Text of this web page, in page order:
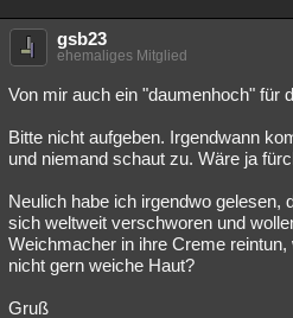
gsb23
ehemaliges Mitglied
Von mir auch ein "daumenhoch" für
Bitte nicht aufgeben. Irgendwann
und niemand schaut zu. Wäre ja
Neulich habe ich irgendwo gelesen,
sich weltweit verschworen und
Weichmacher in ihre Creme
nicht gern weiche Haut?
Gruß